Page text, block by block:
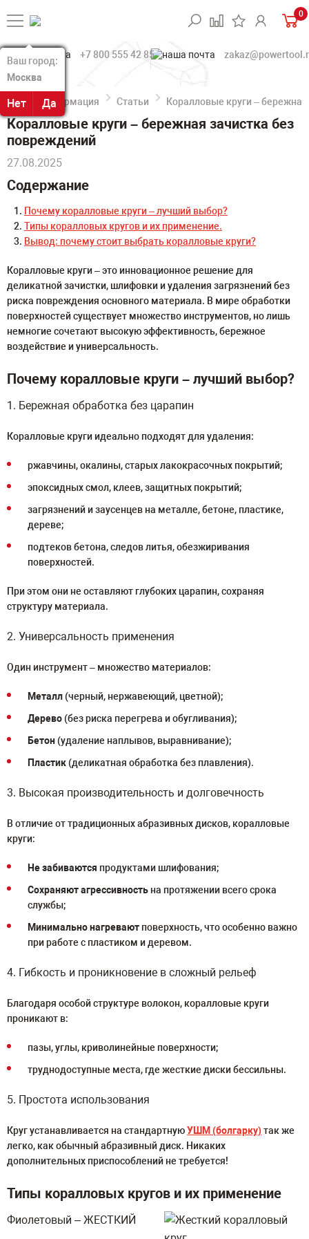
Ваш город:
Москва
Нет Да
Ваш город:
Москва
Нет Да
0
+7 800 555 42 85
Информация Статьи Коралловые круги –
Коралловые круги – бережная зачистка без
повреждений
27.08.2025
Содержание
Почему коралловые круги – лучший выбор?
Типы коралловых кругов и их применение.
Вывод: почему стоит выбрать коралловые круги?
Коралловые круги – это инновационное решение для
деликатной зачистки, шлифовки и удаления загрязнений без
риска повреждения основного материала. В мире обработки
поверхностей существует множество инструментов, но лишь
немногие сочетают высокую эффективность, бережное
воздействие и универсальность.
Почему коралловые круги – лучший выбор?
1. Бережная обработка без царапин
Коралловые круги идеально подходят для удаления:
ржавчины, окалины, старых лакокрасочных покрытий;
эпоксидных смол, клеев, защитных покрытий;
загрязнений и заусенцев на металле, бетоне, пластике,
дереве;
подтеков бетона, следов литья, обезжиривания
поверхностей.
При этом они не оставляют глубоких царапин, сохраняя
структуру материала.
2. Универсальность применения
Один инструмент – множество материалов:
Металл (черный, нержавеющий, цветной);
Дерево (без риска перегрева и обугливания);
Бетон (удаление наплывов, выравнивание);
Пластик (деликатная обработка без плавления).
3. Высокая производительность и долговечность
В отличие от традиционных абразивных дисков, коралловые
круги:
Не забиваются продуктами шлифования;
Сохраняют агрессивность на протяжении всего срока
службы;
Минимально нагревают поверхность, что особенно важно
при работе с пластиком и деревом.
4. Гибкость и проникновение в сложный рельеф
Благодаря особой структуре волокон, коралловые круги
проникают в:
пазы, углы, криволинейные поверхности;
труднодоступные места, где жесткие диски бессильны.
5. Простота использования
Круг устанавливается на стандартнуюУШМ (болгарку)так же
легко, как обычный абразивный диск. Никаких
дополнительных приспособлений не требуется!
Типы коралловых кругов и их применение
Фиолетовый – ЖЕСТКИЙ